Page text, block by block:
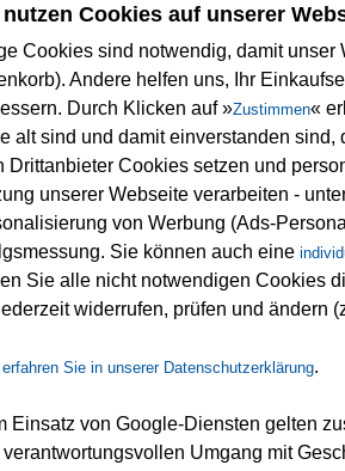
Cookies auf unserer
Cookies sind notwendig, damit unser
Andere helfen uns, Ihr
Durch Klicken auf »Zustimmen«
alt sind und damit einverstanden
Drittanbieter Cookies setzen und
unserer Webseite verarbeiten -
von Werbung (Ads-
Sie können auch eine
Sie alle nicht notwendigen Cookies
widerrufen, prüfen und ändern
erfahren Sie in unserer Datenschutzerklärung.
Einsatz von Google-Diensten gelten
verantwortungsvollen Umgang mit